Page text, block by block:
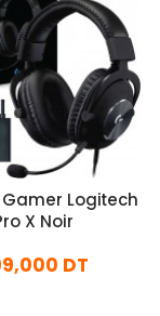
Logitech
X Noir
DT